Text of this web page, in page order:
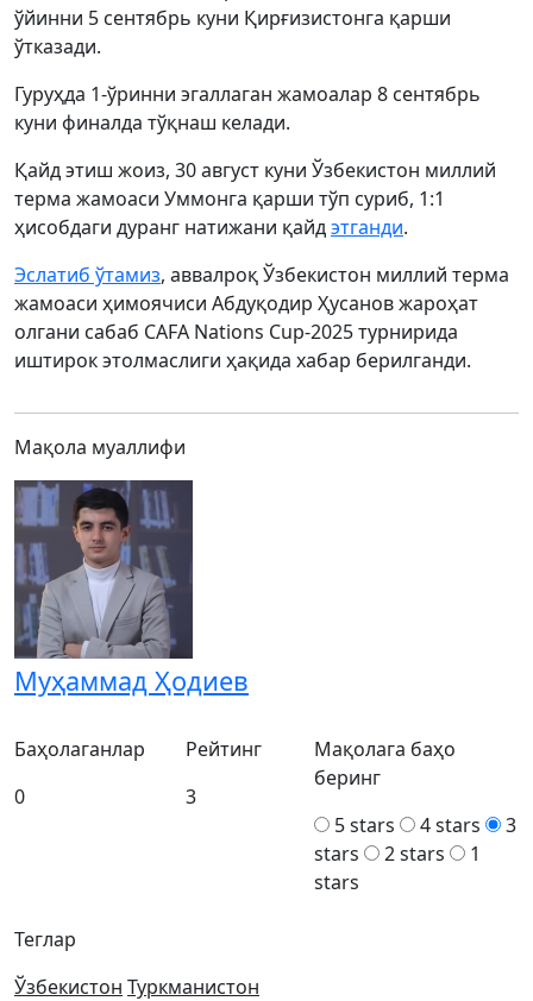
ўйинни 5 сентябрь куни Қирғизистонга қарши
ўтказади.
Гуруҳда 1-ўринни эгаллаган жамоалар 8 сентябрь
куни финалда тўқнаш келади.
Қайд этиш жоиз, 30 август куни Ўзбекистон миллий
терма жамоаси Уммонга қарши тўп суриб, 1:1
ҳисобдаги дуранг натижани қайдэтганди.
Эслатиб ўтамиз, аввалроқ Ўзбекистон миллий терма
жамоаси ҳимоячиси Абдуқодир Ҳусанов жароҳат
олгани сабаб CAFA Nations Cup-2025 турнирида
иштирок этолмаслиги ҳақида хабар берилганди.
Мақола муаллифи
Муҳаммад Ҳодиев
Теглар
Ўзбекистон Туркманистон
Баҳолаганлар
0
Рейтинг
3
Мақолага баҳо
беринг
5 stars
4 stars
3
stars
2 stars
1
stars